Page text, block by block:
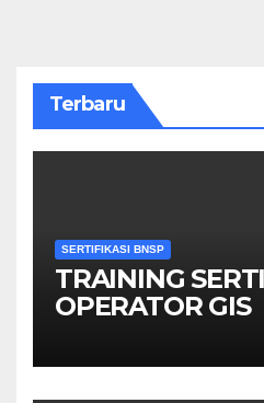
Terbaru
SERTIFIKASI BNSP
TRAINING
OPERATOR GIS